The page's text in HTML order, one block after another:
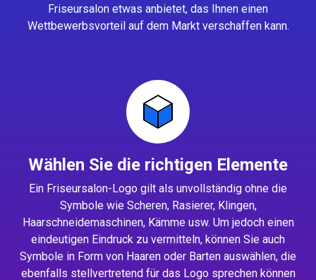
Friseursalon etwas anbietet, das Ihnen einen
Wettbewerbsvorteil auf dem Markt verschaffen kann.
Wählen Sie die richtigen Elemente
Ein Friseursalon-Logo gilt als unvollständig ohne die
Symbole wie Scheren, Rasierer, Klingen,
Haarschneidemaschinen, Kämme usw. Um jedoch einen
eindeutigen Eindruck zu vermitteln, können Sie auch
Symbole in Form von Haaren oder Barten auswählen, die
ebenfalls stellvertretend für das Logo sprechen können